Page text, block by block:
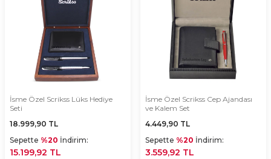
İsme Özel Scrikss Lüks Hediye
Seti
18.999,90 TL
Sepette %20 İndirim:
15.199,92 TL
İsme Özel Scrikss Cep Ajandası
ve Kalem Set
4.449,90 TL
Sepette %20 İndirim:
3.559,92 TL